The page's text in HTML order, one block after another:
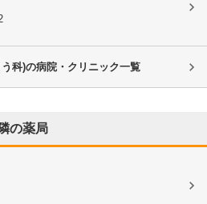
科)の病院・クリニック一覧
の薬局